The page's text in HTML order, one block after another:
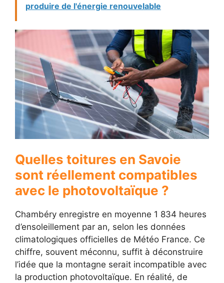
produire de l'énergie renouvelable
Quelles toitures en Savoie
sont réellement compatibles
avec le photovoltaïque ?
Chambéry enregistre en moyenne 1 834 heures
d’ensoleillement par an, selon les données
climatologiques officielles de Météo France. Ce
chiffre, souvent méconnu, suffit à déconstruire
l’idée que la montagne serait incompatible avec
la production photovoltaïque. En réalité, de